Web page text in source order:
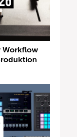
Workflow